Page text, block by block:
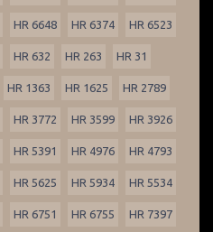
HR 6648 HR 6374 HR 6523
HR 632 HR 263 HR 31
HR 1363 HR 1625 HR 2789
HR 3772 HR 3599 HR 3926
HR 5391 HR 4976 HR 4793
HR 5625 HR 5934 HR 5534
HR 6751 HR 6755 HR 7397